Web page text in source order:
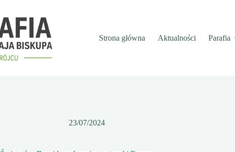
Strona główna
Aktualności Parafia
23/07/2024